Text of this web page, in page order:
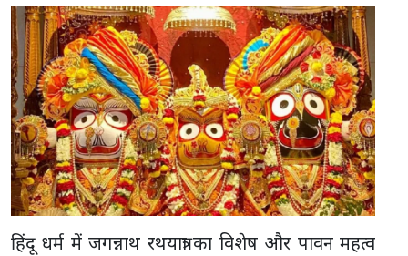
हिंदू धर्म में जगन्नाथ रथयात्रा का विशेष और पावन महत्व